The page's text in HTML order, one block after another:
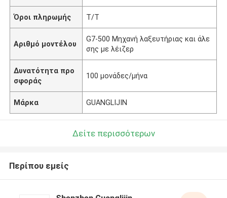
Όροι πληρωμής T/T
Αριθμό μοντέλου
G7-500 Μηχανή λαξευτήριας και άλε
σης με λέιζερ
Δυνατότητα προ
σφοράς
100 μονάδες/μήνα
Μάρκα GUANGLIJIN
Δείτε περισσότερων
Περίπου εμείς